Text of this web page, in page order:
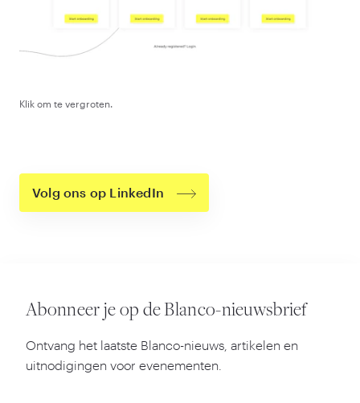
Klik om te vergroten.
Volg ons op LinkedIn
Abonneer je op de Blanco-nieuwsbrief
Ontvang het laatste Blanco-nieuws, artikelen en
uitnodigingen voor evenementen.